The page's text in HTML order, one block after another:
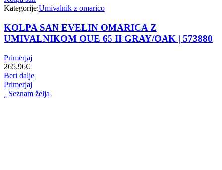
Kategorije:Umivalnik z omarico
KOLPA SAN EVELIN OMARICA Z
UMIVALNIKOM OUE 65 II GRAY/OAK | 573880
Primerjaj
265.96€
Beri dalje
Primerjaj
Seznam želja